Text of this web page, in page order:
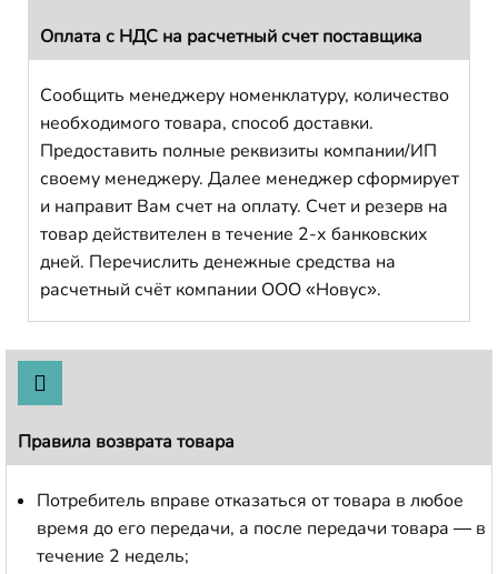
Оплата с НДС на расчетный счет поставщика
Сообщить менеджеру номенклатуру, количество
необходимого товара, способ доставки.
Предоставить полные реквизиты компании/ИП
своему менеджеру. Далее менеджер сформирует
и направит Вам счет на оплату. Счет и резерв на
товар действителен в течение 2-х банковских
дней. Перечислить денежные средства на
расчетный счёт компании ООО «Новус».
Правила возврата товара
Потребитель вправе отказаться от товара в любое
время до его передачи, а после передачи товара — в
течение 2 недель;